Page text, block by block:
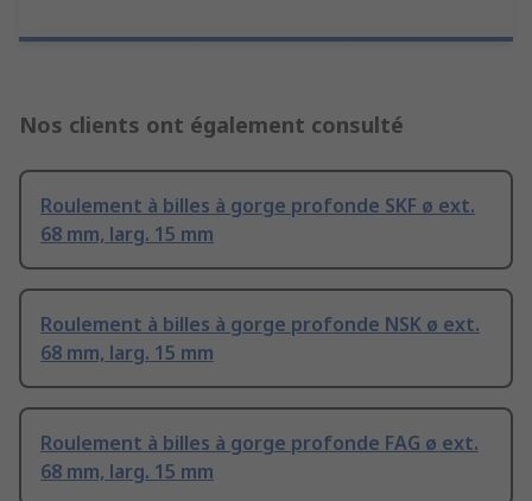
Nos clients ont également consulté
Roulement à billes à gorge profonde SKF ø ext.
68 mm, larg. 15 mm
Roulement à billes à gorge profonde NSK ø ext.
68 mm, larg. 15 mm
Roulement à billes à gorge profonde FAG ø ext.
68 mm, larg. 15 mm